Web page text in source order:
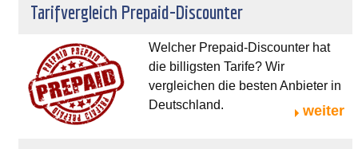
Tarifvergleich Prepaid-Discounter
Welcher Prepaid-Discounter hat
die billigsten Tarife? Wir
vergleichen die besten Anbieter in
Deutschland.
weiter